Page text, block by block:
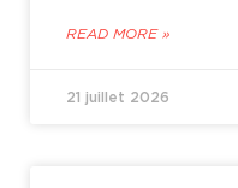
READ MORE »
21 juillet 2026